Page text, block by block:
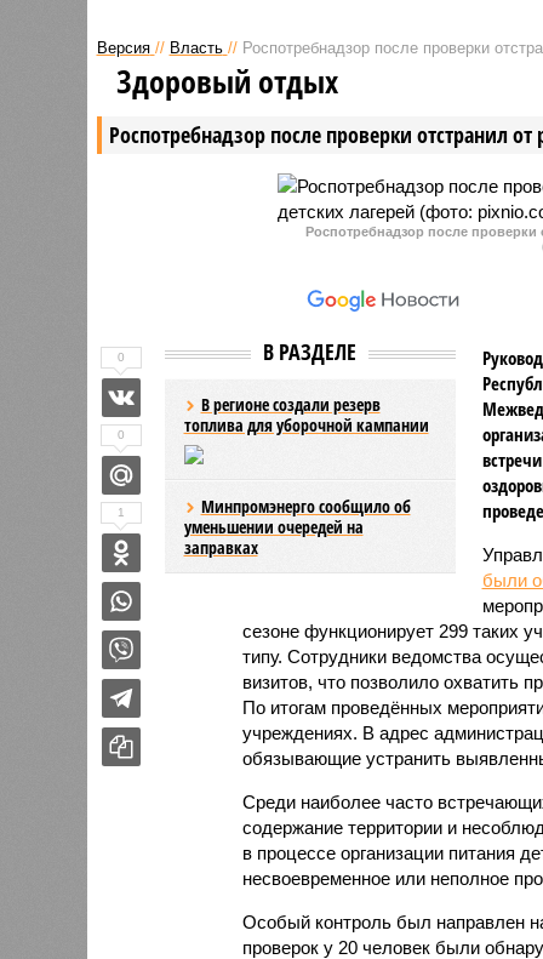
оценили состояние пациента и
оставили его дома.
Чувашии
Также
поручил
Версия // Власть // Роспотребнадзор после проверки
Роспотребнадзор после проверки отстранил
Здоровый отдых
Роспотребнадзор после проверки
В РАЗДЕЛЕ
В регионе создали резерв
топлива для уборочной кампании
Минпромэнерго сообщило об
уменьшении очередей на
заправках
были
сезоне функционирует 299 таких
типу. Сотрудники ведомства
визитов, что позволило охватить
По итогам проведённых
учреждениях. В адрес
обязывающие устранить
Среди наиболее часто
содержание территории и
в процессе организации питания
несвоевременное или неполное
Особый контроль был направлен
проверок у 20 человек были
0
0
1